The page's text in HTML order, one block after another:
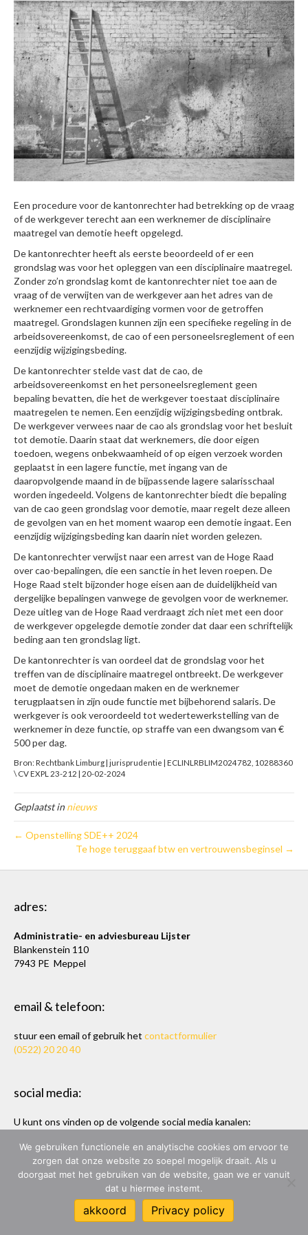
Een procedure voor de kantonrechter had betrekking op de vraag
of de werkgever terecht aan een werknemer de disciplinaire
maatregel van demotie heeft opgelegd.
De kantonrechter heeft als eerste beoordeeld of er een
grondslag was voor het opleggen van een disciplinaire maatregel.
Zonder zo’n grondslag komt de kantonrechter niet toe aan de
vraag of de verwijten van de werkgever aan het adres van de
werknemer een rechtvaardiging vormen voor de getroffen
maatregel. Grondslagen kunnen zijn een specifieke regeling in de
arbeidsovereenkomst, de cao of een personeelsreglement of een
eenzijdig wijzigingsbeding.
De kantonrechter stelde vast dat de cao, de
arbeidsovereenkomst en het personeelsreglement geen
bepaling bevatten, die het de werkgever toestaat disciplinaire
maatregelen te nemen. Een eenzijdig wijzigingsbeding ontbrak.
De werkgever verwees naar de cao als grondslag voor het besluit
tot demotie. Daarin staat dat werknemers, die door eigen
toedoen, wegens onbekwaamheid of op eigen verzoek worden
geplaatst in een lagere functie, met ingang van de
daaropvolgende maand in de bijpassende lagere salarisschaal
worden ingedeeld. Volgens de kantonrechter biedt die bepaling
van de cao geen grondslag voor demotie, maar regelt deze alleen
de gevolgen van en het moment waarop een demotie ingaat. Een
eenzijdig wijzigingsbeding kan daarin niet worden gelezen.
De kantonrechter verwijst naar een arrest van de Hoge Raad
over cao-bepalingen, die een sanctie in het leven roepen. De
Hoge Raad stelt bijzonder hoge eisen aan de duidelijkheid van
dergelijke bepalingen vanwege de gevolgen voor de werknemer.
Deze uitleg van de Hoge Raad verdraagt zich niet met een door
de werkgever opgelegde demotie zonder dat daar een schriftelijk
beding aan ten grondslag ligt.
De kantonrechter is van oordeel dat de grondslag voor het
treffen van de disciplinaire maatregel ontbreekt. De werkgever
moet de demotie ongedaan maken en de werknemer
terugplaatsen in zijn oude functie met bijbehorend salaris. De
werkgever is ook veroordeeld tot wedertewerkstelling van de
werknemer in deze functie, op straffe van een dwangsom van €
500 per dag.
Bron: Rechtbank Limburg | jurisprudentie | ECLINLRBLIM2024782, 10288360
\ CV EXPL 23-212 | 20-02-2024
Geplaatst innieuws
← Openstelling SDE++ 2024
Te hoge teruggaaf btw en vertrouwensbeginsel →
adres:
Administratie- en adviesbureau Lijster
Blankenstein 110
7943 PE Meppel
email & telefoon:
stuur een email of gebruik het contactformulier
(0522) 20 20 40
social media:
U kunt ons vinden op de volgende social media kanalen:
ADMINISTRATIE- & ADVIESBUREAU LIJSTER
ONTWERP & BOUW: MARC HOPPEN
We gebruiken functionele en analytische cookies om ervoor te
zorgen dat onze website zo soepel mogelijk draait. Als u
doorgaat met het gebruiken van de website, gaan we er vanuit
dat u hiermee instemt.
akkoord Privacy policy